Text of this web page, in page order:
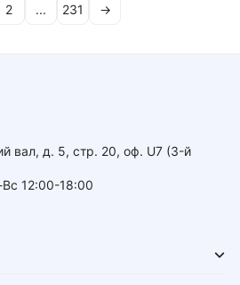
2 ... 231 →
вал, д. 5, стр. 20, оф. U7 (3-й
12:00-18:00